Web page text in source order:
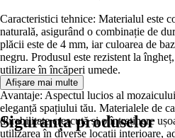
Caracteristici tehnice: Materialul este
naturală, asigurând o combinație de
plăcii este de 4 mm, iar culoarea de
negru. Produsul este rezistent la
utilizare în încăperi umede.
Avantaje: Aspectul lucios al
eleganță spațiului tău. Materialele de
durabilitate crescută și o întreținere
utilizarea în diverse locații interioare,
Afișare mai multe
Siguranța produselor